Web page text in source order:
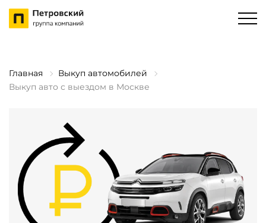
Главная
Выкуп автомобилей
Выкуп авто с выездом в Москве